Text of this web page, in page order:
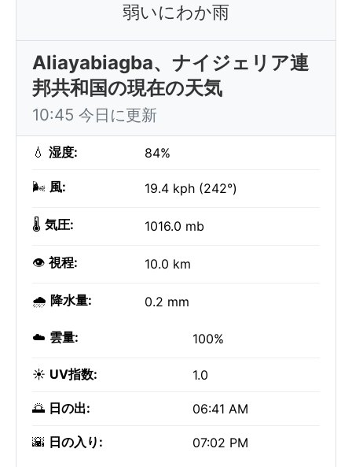
弱いにわか雨
Aliayabiagba、ナイジェリア連
邦共和国の現在の天気
10:45 今日に更新
💧 湿度: 84%
🌬️ 風: 19.4 kph (242°)
🌡️ 気圧: 1016.0 mb
👁️ 視程: 10.0 km
🌧️ 降水量: 0.2 mm
☁️ 雲量: 100%
☀️ UV指数: 1.0
🌅 日の出: 06:41 AM
🌇 日の入り: 07:02 PM